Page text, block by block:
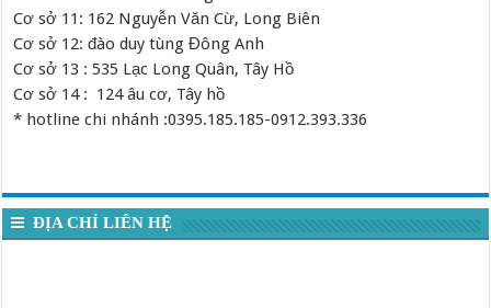
Cơ sở 11: 162 Nguyễn Văn Cừ, Long Biên
Cơ sở 12: đào duy tùng Đông Anh
Cơ sở 13 : 535 Lạc Long Quân, Tây Hồ
Cơ sở 14 : 124 âu cơ, Tây hồ
* hotline chi nhánh :0395.185.185-0912.393.336
ĐỊA CHỈ LIÊN HỆ